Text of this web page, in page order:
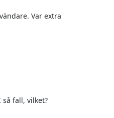
Var extra
fall, vilket?